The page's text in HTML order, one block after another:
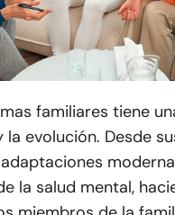
familiares tiene
evolución. Desde
la salud mental,